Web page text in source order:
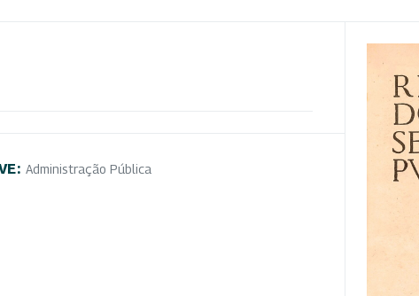
Administração Pública